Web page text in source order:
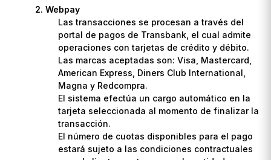
Webpay
Las transacciones se procesan a través del
portal de pagos de Transbank, el cual admite
operaciones con tarjetas de crédito y débito.
Las marcas aceptadas son: Visa, Mastercard,
American Express, Diners Club International,
Magna y Redcompra.
El sistema efectúa un cargo automático en la
tarjeta seleccionada al momento de finalizar la
transacción.
El número de cuotas disponibles para el pago
estará sujeto a las condiciones contractuales